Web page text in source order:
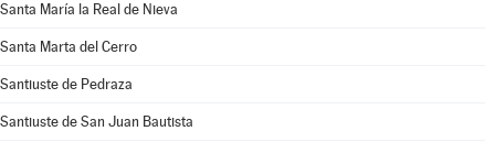
Santa María la Real de Nieva
Santa Marta del Cerro
Santiuste de Pedraza
Santiuste de San Juan Bautista